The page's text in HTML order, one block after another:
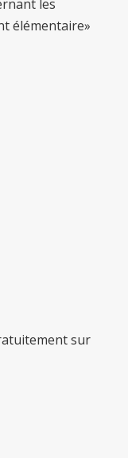
les
élémentaire»
sur